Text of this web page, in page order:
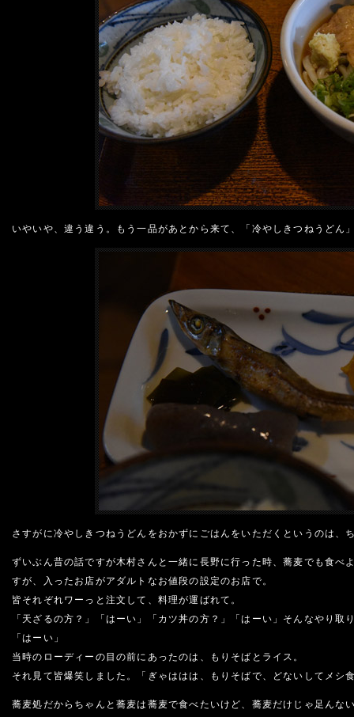
いやいや、違う違う。もう一品があとから来て、「冷やしきつねうどん
さすがに冷やしきつねうどんをおかずにごはんをいただくというのは、
ずいぶん昔の話ですが木村さんと一緒に長野に行った時、蕎麦でも食べ
すが、入ったお店がアダルトなお値段の設定のお店で。
皆それぞれワーっと注文して、料理が運ばれて。
「天ざるの方？」「はーい」「カツ丼の方？」「はーい」そんなやり
「はーい」
当時のローディーの目の前にあったのは、もりそばとライス。
それ見て皆爆笑しました。「ぎゃははは、もりそばで、どないしてメシ
蕎麦処だからちゃんと蕎麦は蕎麦で食べたいけど、蕎麦だけじゃ足んな